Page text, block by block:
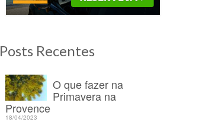
Posts Recentes
O que fazer na
Primavera na
Provence
18/04/2023